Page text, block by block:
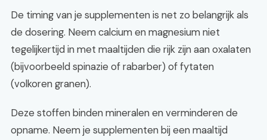
De timing van je supplementen is net zo belangrijk als
de dosering. Neem calcium en magnesium niet
tegelijkertijd in met maaltijden die rijk zijn aan oxalaten
(bijvoorbeeld spinazie of rabarber) of fytaten
(volkoren granen).
Deze stoffen binden mineralen en verminderen de
opname. Neem je supplementen bij een maaltijd